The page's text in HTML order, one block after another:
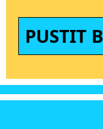
PUSTIT